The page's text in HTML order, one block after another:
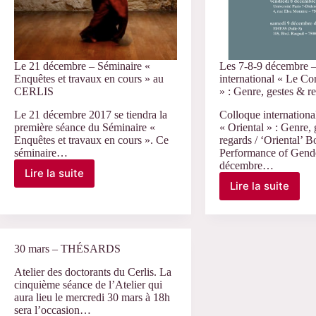
Le 21 décembre – Séminaire «
Enquêtes et travaux en cours » au
CERLIS
Le 21 décembre 2017 se tiendra la
première séance du Séminaire «
Enquêtes et travaux en cours ». Ce
séminaire…
Lire la suite
Le
et
travaux
en
cours
Les 7-8-9 décembre
international « Le
» : Genre, gestes &
Colloque
« Oriental » : Genre,
regards / ‘Oriental’
Performance of
décembre…
Lire la suite
Les
30 mars – THÉSARDS
Atelier des doctorants du Cerlis. La
cinquième séance de l’Atelier qui
aura lieu le mercredi 30 mars à 18h
sera l’occasion…